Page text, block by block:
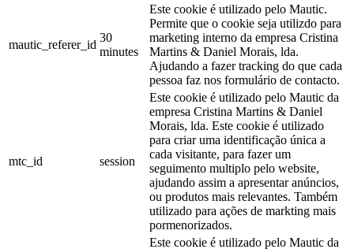
mautic_referer_id
30
minutes
Este cookie é utilizado pelo Mautic.
Permite que o cookie seja utilizdo para
marketing interno da empresa Cristina
Martins & Daniel Morais, lda.
Ajudando a fazer tracking do que cada
pessoa faz nos formulário de contacto.
mtc_id session
Este cookie é utilizado pelo Mautic da
empresa Cristina Martins & Daniel
Morais, lda. Este cookie é utilizado
para criar uma identificação única a
cada visitante, para fazer um
seguimento multiplo pelo website,
ajudando assim a apresentar anúncios,
ou produtos mais relevantes. Também
utilizado para ações de markting mais
pormenorizados.
Este cookie é utilizado pelo Mautic da